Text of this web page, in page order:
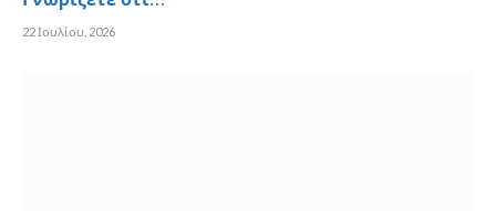
22 Ιουλίου, 2026